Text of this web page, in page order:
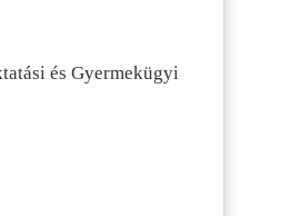
és Gyermekügyi